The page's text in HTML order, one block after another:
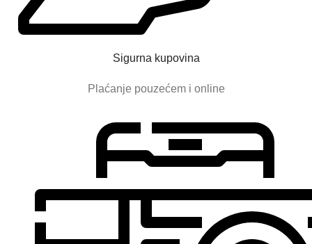
Sigurna kupovina
Plaćanje pouzećem i online